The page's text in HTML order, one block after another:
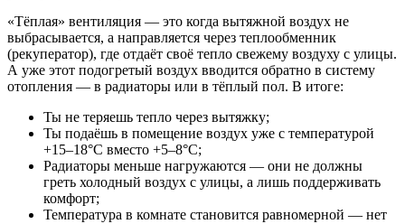
«Тёплая» вентиляция — это когда вытяжной воздух не
выбрасывается, а направляется через теплообменник
(рекуператор), где отдаёт своё тепло свежему воздуху с улицы.
А уже этот подогретый воздух вводится обратно в систему
отопления — в радиаторы или в тёплый пол. В итоге:
Ты не теряешь тепло через вытяжку;
Ты подаёшь в помещение воздух уже с температурой
+15–18°C вместо +5–8°C;
Радиаторы меньше нагружаются — они не должны
греть холодный воздух с улицы, а лишь поддерживать
комфорт;
Температура в комнате становится равномерной — нет